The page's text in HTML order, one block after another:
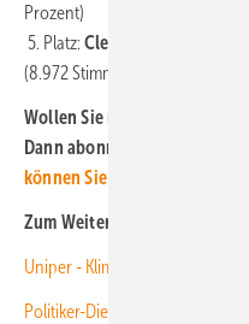
Prozent)
5. Platz: Clean Protein Bar von
(8.972 Stimmen, 14,1 Prozent)
Wollen Sie neue
Dann abonnieren Sie
können Sie sich anmelden.
Zum Weiterlesen:
Uniper - Klimasünder mit
Politiker-Dienstwagen: Rote